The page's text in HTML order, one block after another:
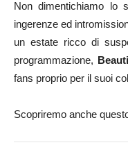
Non dimentichiamo lo
ingerenze ed
un estate ricco di
programmazione,
fans proprio per il suoi
Scopriremo anche